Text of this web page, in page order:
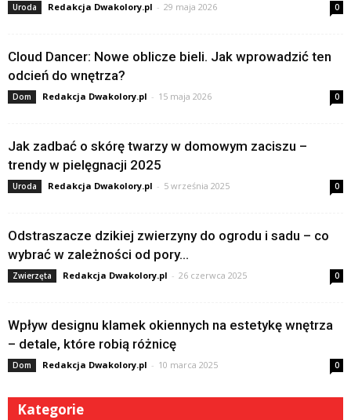
Uroda Redakcja Dwakolory.pl - 29 maja 2026 0
Cloud Dancer: Nowe oblicze bieli. Jak wprowadzić ten
odcień do wnętrza?
Dom Redakcja Dwakolory.pl - 15 maja 2026 0
Jak zadbać o skórę twarzy w domowym zaciszu –
trendy w pielęgnacji 2025
Uroda Redakcja Dwakolory.pl - 5 września 2025 0
Odstraszacze dzikiej zwierzyny do ogrodu i sadu – co
wybrać w zależności od pory...
Zwierzęta Redakcja Dwakolory.pl - 26 czerwca 2025 0
Wpływ designu klamek okiennych na estetykę wnętrza
– detale, które robią różnicę
Dom Redakcja Dwakolory.pl - 10 marca 2025 0
Kategorie